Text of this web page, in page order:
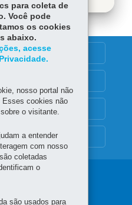
para coleta de
Você pode
os cookies
abaixo.
acesse
nosso portal não
Esses cookies não
o visitante.
a entender
com nosso
coletadas
o
são usados para